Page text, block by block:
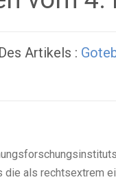
Artikels :
die als rechtsextrem